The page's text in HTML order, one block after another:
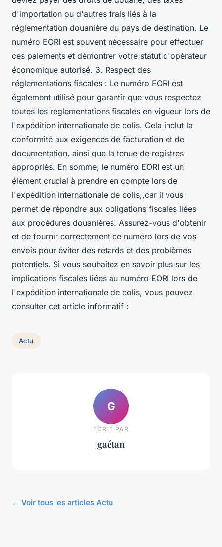
d'importation ou d'autres frais liés à la
réglementation douanière du pays de destination. Le
numéro EORI est souvent nécessaire pour effectuer
ces paiements et démontrer votre statut d'opérateur
économique autorisé. 3. Respect des
réglementations fiscales : Le numéro EORI est
également utilisé pour garantir que vous respectez
toutes les réglementations fiscales en vigueur lors de
l'expédition internationale de colis. Cela inclut la
conformité aux exigences de facturation et de
documentation, ainsi que la tenue de registres
appropriés. En somme, le numéro EORI est un
élément crucial à prendre en compte lors de
l'expédition internationale de colis,,car il vous
permet de répondre aux obligations fiscales liées
aux procédures douanières. Assurez-vous d'obtenir
et de fournir correctement ce numéro lors de vos
envois pour éviter des retards et des problèmes
potentiels. Si vous souhaitez en savoir plus sur les
implications fiscales liées au numéro EORI lors de
l'expédition internationale de colis, vous pouvez
consulter cet article informatif :
Actu
G
ECRIT PAR
gaétan
← Voir tous les articles Actu